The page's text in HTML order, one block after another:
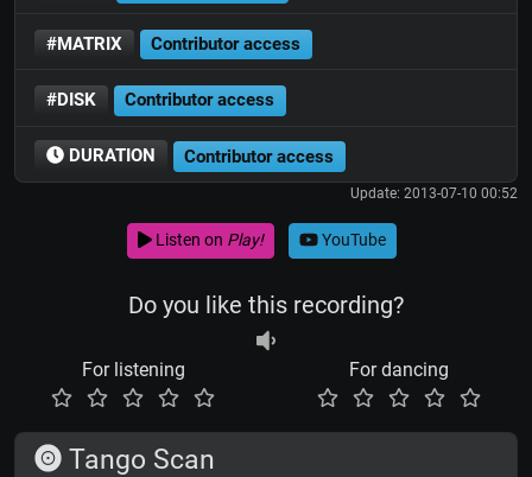
#MATRIX Contributor access
#DISK Contributor access
DURATION Contributor access
Update: 2013-07-10 00:52
Listen on Play! YouTube
Do you like this recording?
For listening For dancing
Tango Scan